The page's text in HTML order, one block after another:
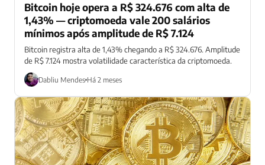
Bitcoin hoje opera a R$ 324.676 com alta de
1,43% — criptomoeda vale 200 salários
mínimos após amplitude de R$ 7.124
Bitcoin registra alta de 1,43% chegando a R$ 324.676. Amplitude
de R$ 7.124 mostra volatilidade característica da criptomoeda.
Dabliu Mendes Há 2 meses